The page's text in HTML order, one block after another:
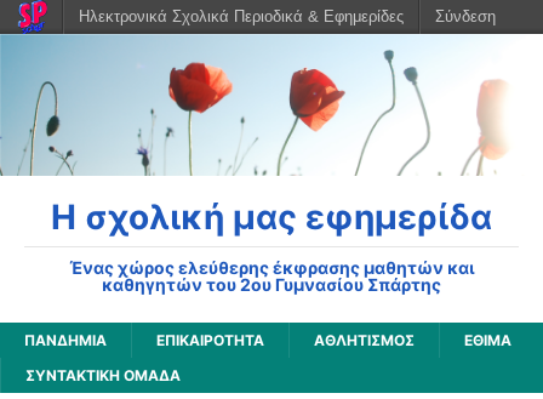
Η σχολική μας εφημερίδα
Ένας χώρος ελεύθερης έκφρασης μαθητών και
καθηγητών του 2ου Γυμνασίου Σπάρτης
ΠΑΝΔΗΜΊΑ ΕΠΙΚΑΙΡΌΤΗΤΑ ΑΘΛΗΤΙΣΜΌΣ
ΈΘΙΜΑ
ΣΥΝΤΑΚΤΙΚΉ ΟΜΆΔΑ
Ηλεκτρονικά Σχολικά Περιοδικά & Εφημερίδες Σύνδεση